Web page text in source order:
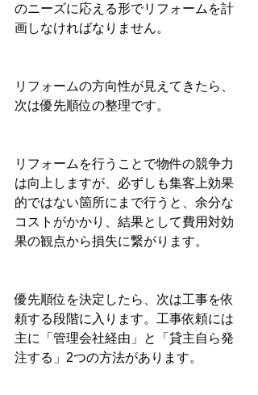
のニーズに応える形でリフォームを計
画しなければなりません。
リフォームの方向性が見えてきたら、
次は優先順位の整理です。
リフォームを行うことで物件の競争力
は向上しますが、必ずしも集客上効果
的ではない箇所にまで行うと、余分な
コストがかかり、結果として費用対効
果の観点から損失に繋がります。
優先順位を決定したら、次は工事を依
頼する段階に入ります。工事依頼には
主に「管理会社経由」と「貸主自ら発
注する」2つの方法があります。